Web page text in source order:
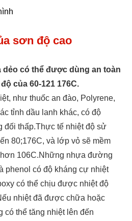
sơn độ cao
có thể được dùng an toàn
của 60-121 176C.
như thuốc an đào, Polyrene,
tỉnh dầu lanh khác, có độ
đối thấp.Thực tế nhiệt độ sử
80;176C, và lớp vỏ sẽ mềm
106C.Những nhựa đường
phenol có độ kháng cự nhiệt
có thể chịu được nhiệt độ
nhiệt đã được chữa hoặc
có thể tăng nhiệt lên đến